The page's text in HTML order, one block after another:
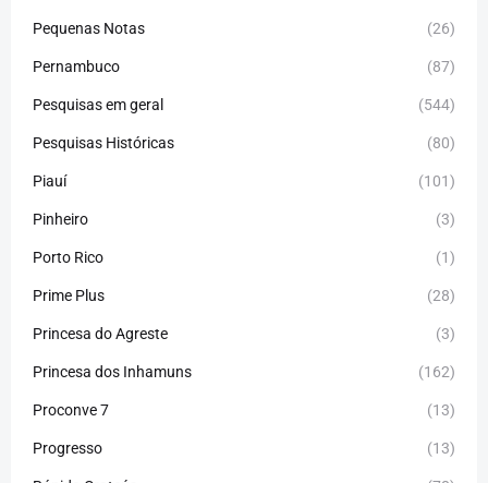
Pequenas Notas (26)
Pernambuco (87)
Pesquisas em geral (544)
Pesquisas Históricas (80)
Piauí (101)
Pinheiro (3)
Porto Rico (1)
Prime Plus (28)
Princesa do Agreste (3)
Princesa dos Inhamuns (162)
Proconve 7 (13)
Progresso (13)